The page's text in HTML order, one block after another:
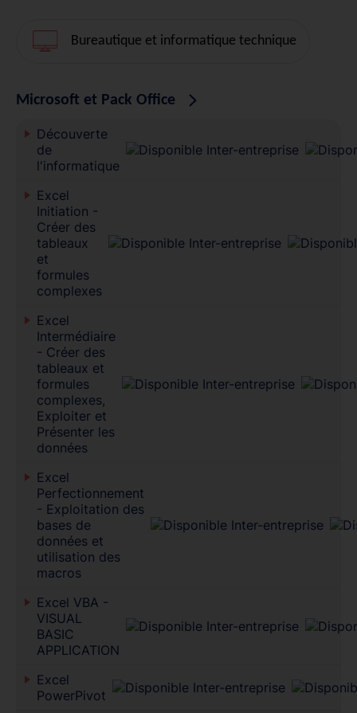
Bureautique et informatique technique
Microsoft et Pack Office
Découverte
de
l'informatique
Excel
Initiation -
Créer des
tableaux
et
formules
complexes
Excel
Intermédiaire
- Créer des
tableaux et
formules
complexes,
Exploiter et
Présenter les
données
Excel
Perfectionnement
- Exploitation des
bases de
données et
utilisation des
macros
Excel VBA -
VISUAL
BASIC
APPLICATION
Excel
PowerPivot